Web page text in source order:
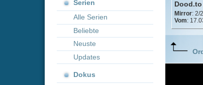
Dokus
Alle Dokumentationen
Beliebte
Neuste
Partner
Kion